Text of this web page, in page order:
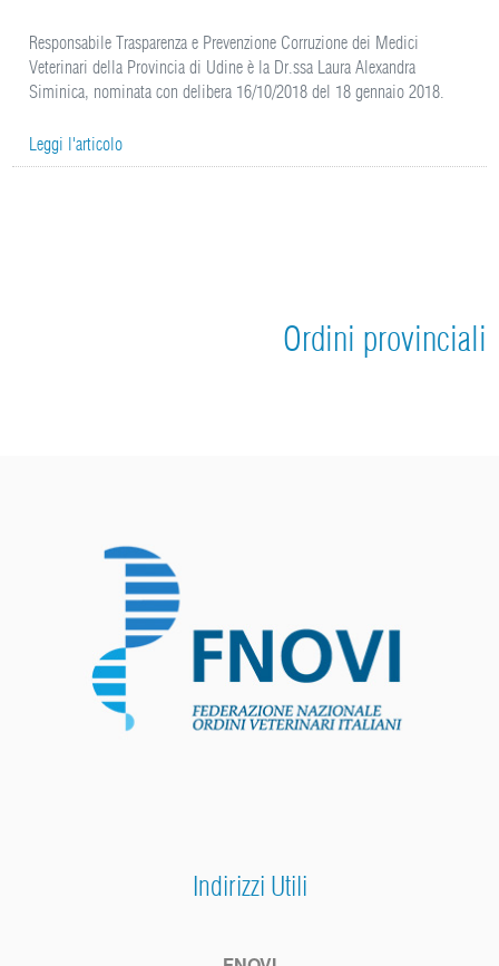
Responsabile Trasparenza e Prevenzione Corruzione dei Medici
Veterinari della Provincia di Udine è la Dr.ssa Laura Alexandra
Siminica, nominata con delibera 16/10/2018 del 18 gennaio 2018.
Leggi l'articolo
Ordini provinciali
Indirizzi Utili